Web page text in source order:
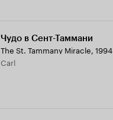
Чудо в Сент-Таммани
The St. Tammany Miracle, 1994
Carl